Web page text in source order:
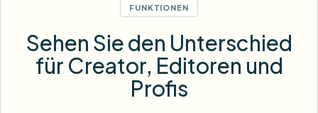
FUNKTIONEN
Sehen Sie den Unterschied
für Creator, Editoren und
Profis